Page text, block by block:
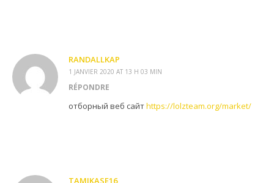
RANDALLKAP
1 JANVIER 2020 AT 13 H 03 MIN
RÉPONDRE
отборный веб сайтhttps://lolzteam.org/market/